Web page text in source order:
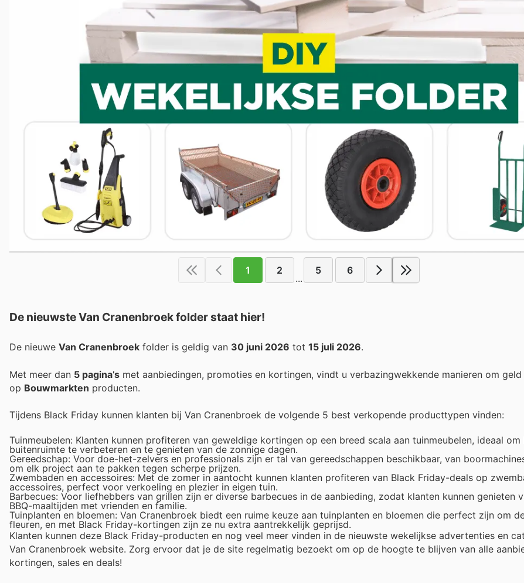
1 2
...
5 6
De nieuwste Van Cranenbroek folder staat hier!
De nieuwe Van Cranenbroek folder is geldig van 30 juni 2026 tot 15 juli 2026.
Met meer dan 5 pagina’s met aanbiedingen, promoties en kortingen, vindt u verbazingwekkende manieren om
op Bouwmarkten producten.
Tijdens Black Friday kunnen klanten bij Van Cranenbroek de volgende 5 best verkopende producttypen vinden:
Tuinmeubelen: Klanten kunnen profiteren van geweldige kortingen op een breed scala aan tuinmeubelen, ideaal om
buitenruimte te verbeteren en te genieten van de zonnige dagen.
Gereedschap: Voor doe-het-zelvers en professionals zijn er tal van gereedschappen beschikbaar, van
om elk project aan te pakken tegen scherpe prijzen.
Zwembaden en accessoires: Met de zomer in aantocht kunnen klanten profiteren van Black Friday-deals op
accessoires, perfect voor verkoeling en plezier in eigen tuin.
Barbecues: Voor liefhebbers van grillen zijn er diverse barbecues in de aanbieding, zodat klanten kunnen genieten
BBQ-maaltijden met vrienden en familie.
Tuinplanten en bloemen: Van Cranenbroek biedt een ruime keuze aan tuinplanten en bloemen die perfect zijn om
fleuren, en met Black Friday-kortingen zijn ze nu extra aantrekkelijk geprijsd.
Klanten kunnen deze Black Friday-producten en nog veel meer vinden in de nieuwste wekelijkse advertenties en
Van Cranenbroek website. Zorg ervoor dat je de site regelmatig bezoekt om op de hoogte te blijven van alle
kortingen, sales en deals!